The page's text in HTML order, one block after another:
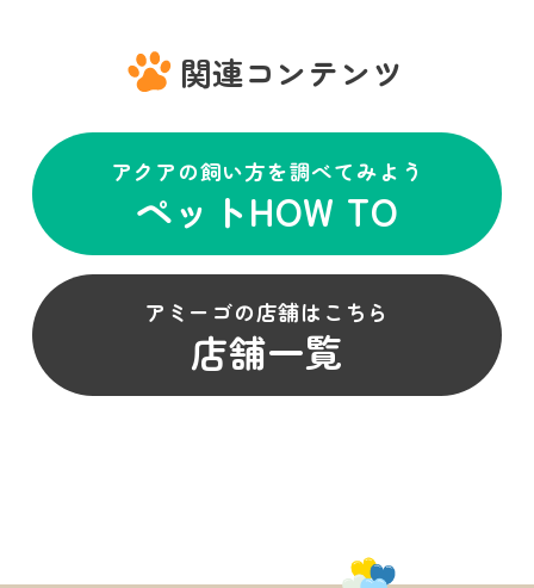
関連コンテンツ
アクアの飼い方を調べてみよう
ペットHOW TO
アミーゴの店舗はこちら
店舗一覧